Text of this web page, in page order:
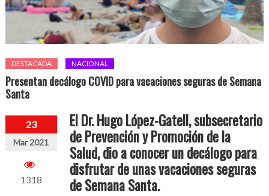
DESTACADA NACIONAL
Presentan decálogo COVID para vacaciones seguras de Semana
Santa
23
Mar 2021
1318
El Dr. Hugo López-Gatell, subsecretario
de Prevención y Promoción de la
Salud, dio a conocer un decálogo para
disfrutar de unas vacaciones seguras
de Semana Santa.